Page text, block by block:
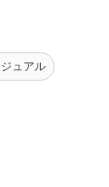
ュアル